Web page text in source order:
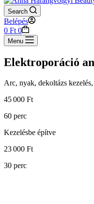
Search
Belépés
Shopping
cart
0 Ft 0
Menu
Elektroporáció
Arc, nyak, dekoltázs
45 000 Ft
60 perc
Kezelésbe építve
23 000 Ft
30 perc